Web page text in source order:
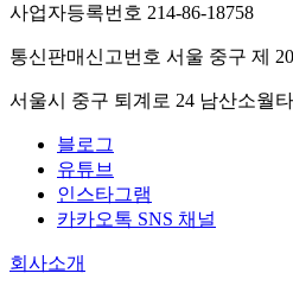
사업자등록번호 214-86-18758
통신판매신고번호 서울 중구 제
서울시 중구 퇴계로 24 남산소월
블로그
유튜브
인스타그램
카카오톡 SNS 채널
회사소개